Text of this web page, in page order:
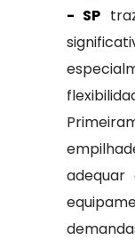
- SP